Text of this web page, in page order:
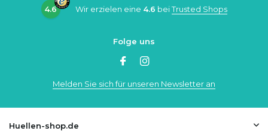
4.6 Wir erzielen eine 4.6 beiTrusted Shops
Folge uns
Melden Sie sich für unseren Newsletter an
Huellen-shop.de